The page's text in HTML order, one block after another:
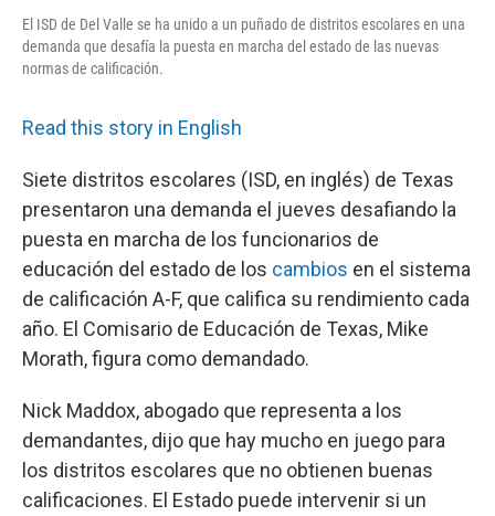
El ISD de Del Valle se ha unido a un puñado de distritos escolares en una
demanda que desafía la puesta en marcha del estado de las nuevas
normas de calificación.
Read this story in English
Siete distritos escolares (ISD, en inglés) de Texas
presentaron una demanda el jueves desafiando la
puesta en marcha de los funcionarios de
educación del estado de los cambios en el sistema
de calificación A-F, que califica su rendimiento cada
año. El Comisario de Educación de Texas, Mike
Morath, figura como demandado.
Nick Maddox, abogado que representa a los
demandantes, dijo que hay mucho en juego para
los distritos escolares que no obtienen buenas
calificaciones. El Estado puede intervenir si un